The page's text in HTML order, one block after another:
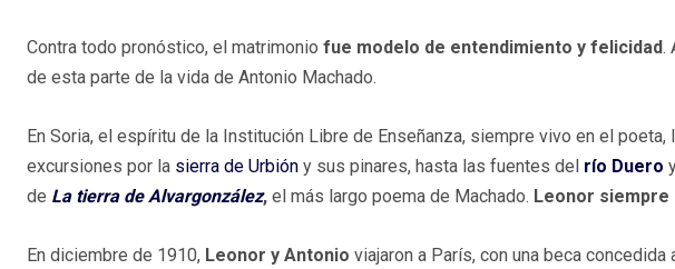
Contra todo pronóstico, el matrimonio fue modelo de entendimiento y felicidad.
de esta parte de la vida de Antonio Machado. ​
En Soria, el espíritu de la Institución Libre de Enseñanza, siempre vivo en el
excursiones por la sierra de Urbión y sus pinares, hasta las fuentes del río Duero
de La tierra de Alvargonzález, el más largo poema de Machado. Leonor siempre
En diciembre de 1910, Leonor y Antonio viajaron a París, con una beca